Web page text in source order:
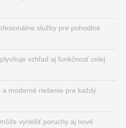
služby pre pohodlné
vzhľad aj funkčnosť celej
moderné riešenie pre každý
vyriešiť poruchy aj nové